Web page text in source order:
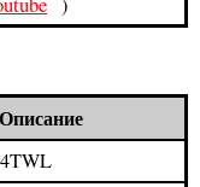
Описание